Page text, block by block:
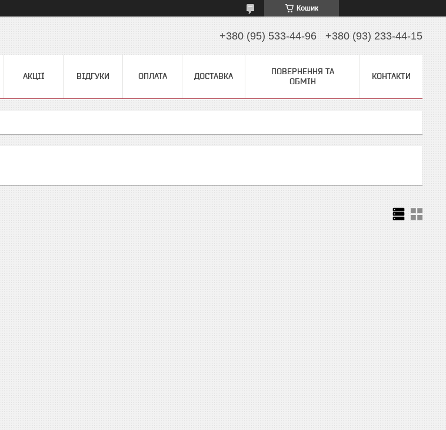
Кошик
+380 (95) 533-44-96 +380 (93) 233-44-15
АКЦІЇ ВІДГУКИ ОПЛАТА ДОСТАВКА
ПОВЕРНЕННЯ ТА
ОБМІН
КОНТАКТИ